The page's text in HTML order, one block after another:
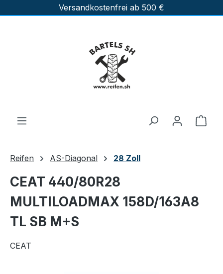
Zum Hauptinhalt springenVersandkostenfrei ab 500 €
Reifen AS-Diagonal 28 Zoll
CEAT 440/80R28
MULTILOADMAX 158D/163A8
TL SB M+S
CEAT